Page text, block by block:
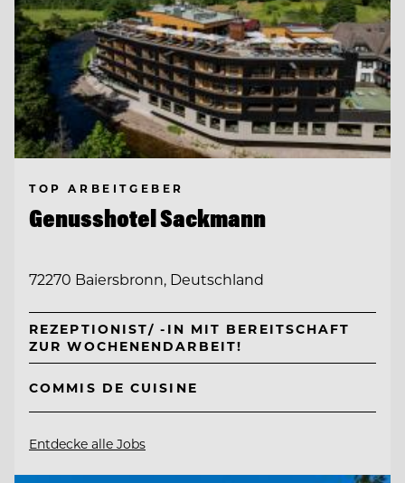
TOP ARBEITGEBER
Genusshotel Sackmann
72270 Baiersbronn, Deutschland
REZEPTIONIST/ -IN MIT BEREITSCHAFT
ZUR WOCHENENDARBEIT!
COMMIS DE CUISINE
Entdecke alle Jobs